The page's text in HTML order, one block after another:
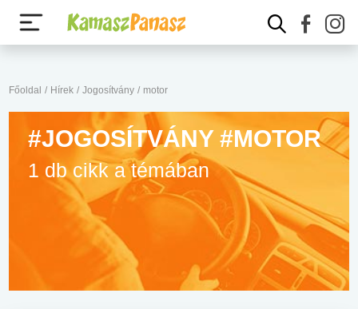
Főoldal / Hírek / Jogosítvány / motor
#JOGOSÍTVÁNY #MOTOR
1 db cikk a témában